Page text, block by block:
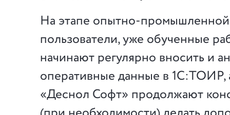
На этапе опытно-промышленной
пользователи, уже обученные
начинают регулярно вносить и
оперативные данные в 1С:ТОИР,
«Деснол Софт» продолжают